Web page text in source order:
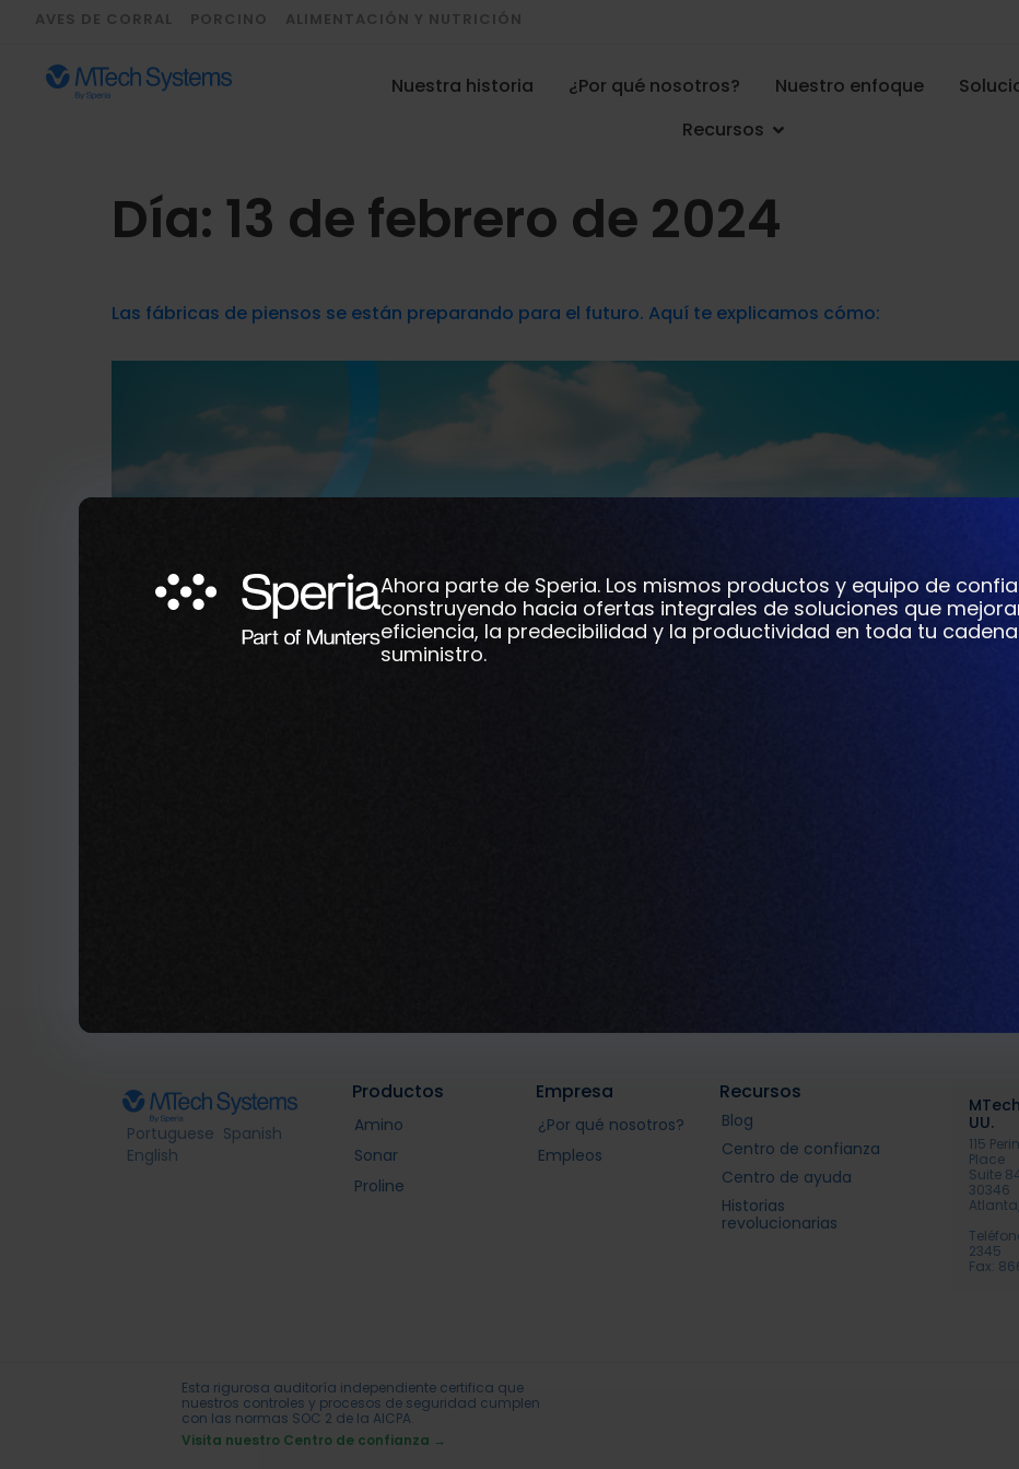
AVES DE CORRAL PORCINO ALIMENTACIÓN Y NUTRICIÓN
Nuestra historia ¿Por qué nosotros? Nuestro enfoque
Recursos
Día: 13 de febrero de 2024
Las fábricas de piensos se están preparando para el futuro. Aquí te explicamos cómo:
Portuguese Spanish
English
Productos
Amino
Sonar
Proline
Empresa
¿Por qué nosotros?
Empleos
Recursos
Blog
Centro de confianza
Centro de ayuda
Historias
revolucionarias
UU.
115
Place
Suite
30346
2345
Fax:
Esta rigurosa auditoría independiente certifica que
nuestros controles y procesos de seguridad cumplen
con las normas SOC 2 de la AICPA.
Visita nuestro Centro de confianza →
Ahora parte de Speria. Los mismos productos y equipo de
construyendo hacia ofertas integrales de soluciones que
eficiencia, la predecibilidad y la productividad en toda tu
suministro.